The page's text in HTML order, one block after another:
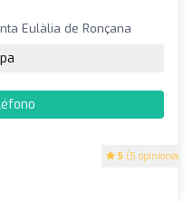
5 (5 opiniones)
Eulàlia de Ronçana